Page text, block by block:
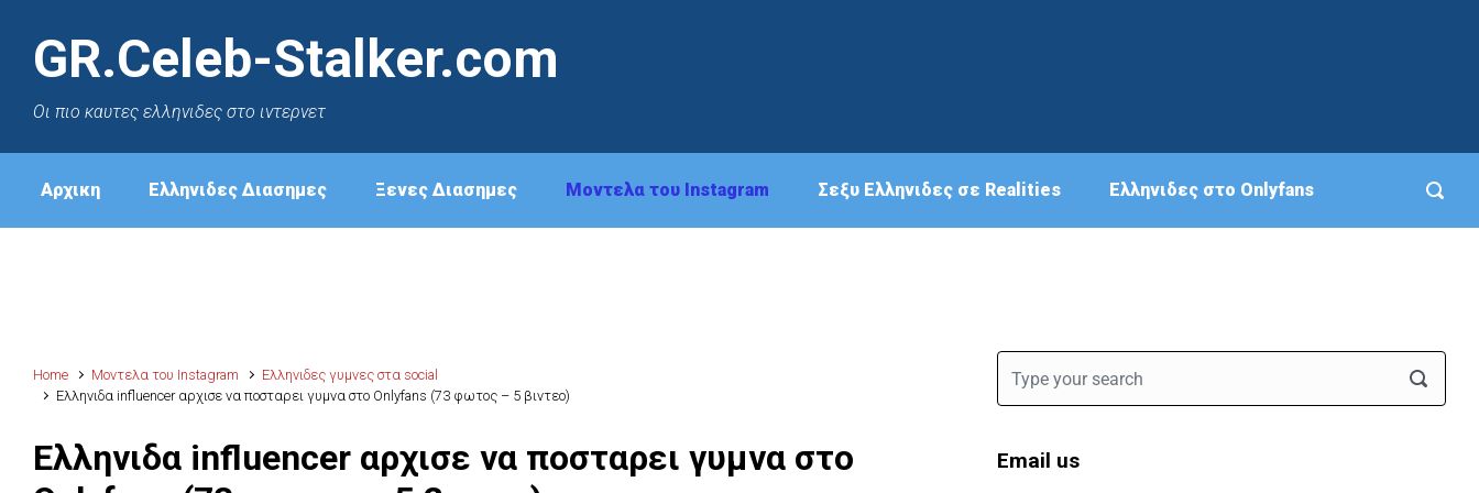
GR.Celeb-Stalker.com
Oι πιο καυτες ελληνιδες στο ιντερνετ
Αρχικη Ελληνιδες Διασημες Ξενες Διασημες Μοντελα του Instagram Σεξυ Ελληνιδες σε Realities Eλληνιδες στο Onlyfans
Home Μοντελα του Instagram
Ελληνιδες γυμνες στα social
Ελληνιδα influencer αρχισε να ποσταρει γυμνα στο Onlyfans (73 φωτος – 5 βιντεο)
Ελληνιδα influencer αρχισε να ποσταρει γυμνα στο
Email us